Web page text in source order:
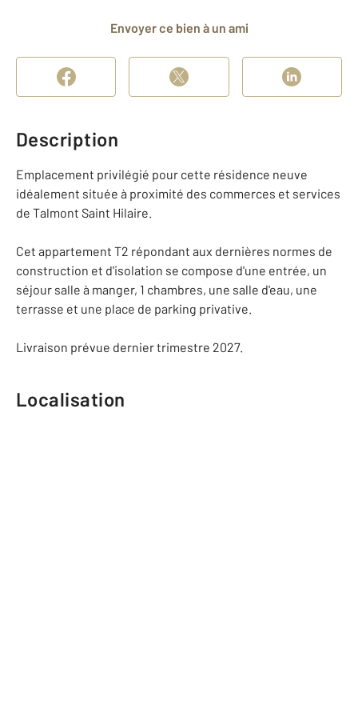
Envoyer ce bien à un ami
Description
Emplacement privilégié pour cette résidence neuve
idéalement située à proximité des commerces et services
de Talmont Saint Hilaire.
Cet appartement T2 répondant aux dernières normes de
construction et d'isolation se compose d'une entrée, un
séjour salle à manger, 1 chambres, une salle d'eau, une
terrasse et une place de parking privative.
Livraison prévue dernier trimestre 2027.
Localisation